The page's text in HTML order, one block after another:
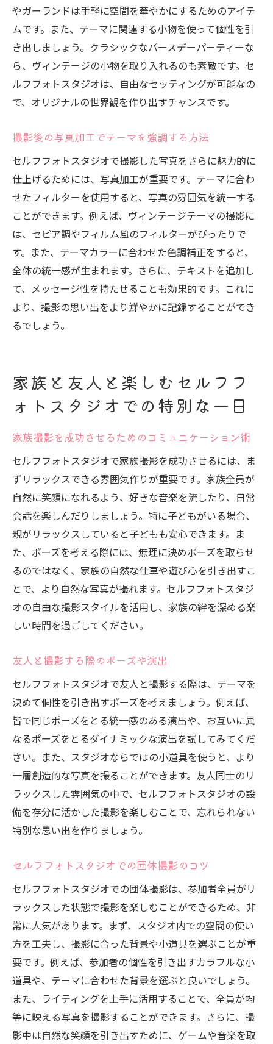
やガーランドは手軽に空間を華やかにするためのアイテ
ムです。また、テーマに関連する小物を使って個性を引
き出しましょう。クラシックなバースデーパーティーな
ら、ヴィンテージの小物を取り入れるのも素敵です。セ
ルフフォトスタジオは、自由なセッティングが可能なの
で、オリジナルの世界観を作り出すチャンスです。
撮影後の写真加工でテーマを強調する方法
セルフフォトスタジオで撮影した写真をさらに魅力的に
仕上げるためには、写真加工が重要です。テーマに合わ
せたフィルターを使用すると、写真の雰囲気を統一する
ことができます。例えば、ヴィンテージテーマの撮影に
は、セピア調やフィルム風のフィルターがぴったりで
す。また、テーマカラーに合わせた色調補正をすると、
全体の統一感が生まれます。さらに、テキストを追加し
て、メッセージ性を持たせることも効果的です。これに
より、撮影の思い出をより鮮やかに記録することができ
るでしょう。
家族と友人と楽しむセルフフ
ォトスタジオでの特別な一日
家族撮影を成功させるためのコミュニケーション術
セルフフォトスタジオで家族撮影を成功させるには、ま
ずリラックスできる雰囲気作りが重要です。家族全員が
自然に笑顔になれるよう、好きな音楽を流したり、日常
会話を楽しんだりしましょう。特に子どもがいる場合、
親がリラックスしていると子どもも安心できます。ま
た、ポーズを考える際には、無理に決めポーズを取らせ
るのではなく、家族の自然な仕草や遊び心を引き出すこ
とで、より自然な写真が撮れます。セルフフォトスタジ
オの自由な撮影スタイルを活用し、家族の絆を深める楽
しい時間を過ごしてください。
友人と撮影する際のポーズや演出
セルフフォトスタジオで友人と撮影する際は、テーマを
決めて個性を引き出すポーズを考えましょう。例えば、
皆で同じポーズをとる統一感のある演出や、お互いに異
なるポーズをとるダイナミックな演出を試してみてくだ
さい。また、スタジオならではの小道具を使うと、より
一層創造的な写真を撮ることができます。友人同士のリ
ラックスした雰囲気の中で、セルフフォトスタジオの設
備を存分に活かした撮影を楽しむことで、忘れられない
特別な思い出を作りましょう。
セルフフォトスタジオでの団体撮影のコツ
セルフフォトスタジオでの団体撮影は、参加者全員がリ
ラックスした状態で撮影を楽しむことができるため、非
常に人気があります。まず、スタジオ内での空間の使い
方を工夫し、撮影に合った背景や小道具を選ぶことが重
要です。例えば、参加者の個性を引き出すカラフルな小
道具や、テーマに合わせた背景を選ぶと良いでしょう。
また、ライティングを上手に活用することで、全員が均
等に映える写真を撮影することができます。さらに、撮
影中は自然な笑顔を引き出すために、ゲームや音楽を取